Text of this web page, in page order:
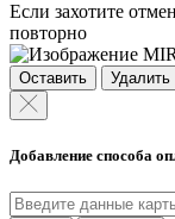
Если захотите
повторно
Оставить Удалить
Добавление способа